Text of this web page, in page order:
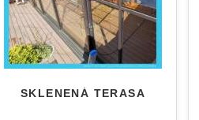
SKLENENÁ TERASA